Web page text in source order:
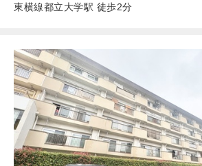
東横線都立大学駅 徒歩2分